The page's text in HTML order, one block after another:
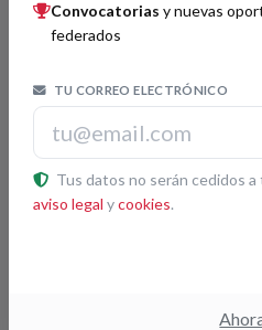
Jurado por confirmar.
Convocatorias y nuevas
federados
TU CORREO ELECTRÓNICO
Tus datos no serán cedidos
aviso legal ycookies.